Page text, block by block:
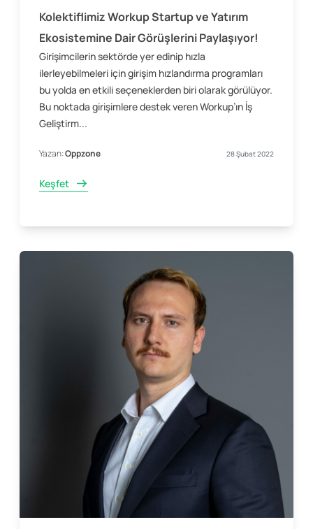
Kolektiflimiz Workup Startup ve Yatırım
Ekosistemine Dair Görüşlerini Paylaşıyor!
Girişimcilerin sektörde yer edinip hızla
ilerleyebilmeleri için girişim hızlandırma programları
bu yolda en etkili seçeneklerden biri olarak görülüyor.
Bu noktada girişimlere destek veren Workup’ın İş
Geliştirm...
Yazan:Oppzone 28 Şubat 2022
Keşfet